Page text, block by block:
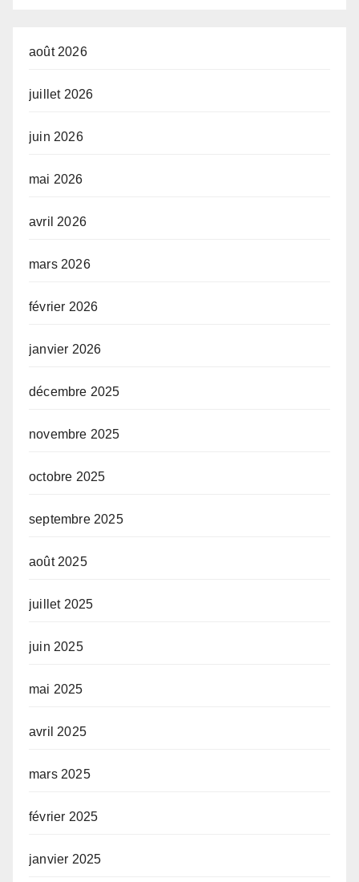
août 2026
juillet 2026
juin 2026
mai 2026
avril 2026
mars 2026
février 2026
janvier 2026
décembre 2025
novembre 2025
octobre 2025
septembre 2025
août 2025
juillet 2025
juin 2025
mai 2025
avril 2025
mars 2025
février 2025
janvier 2025